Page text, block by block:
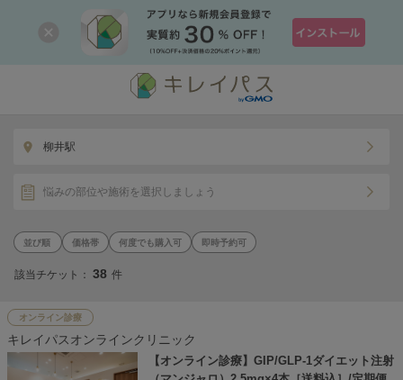
柳井駅
悩みの部位や施術を選択しましょう
価格帯 何度でも購入可 即時予約可
該当チケット： 38 件
オンライン診療
キレイパスオンラインクリニック
【オンライン診療】GIP/GLP-1ダイエット注射